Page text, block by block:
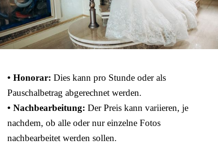
• Honorar: Dies kann pro Stunde oder als
Pauschalbetrag abgerechnet werden.
• Nachbearbeitung: Der Preis kann variieren, je
nachdem, ob alle oder nur einzelne Fotos
nachbearbeitet werden sollen.